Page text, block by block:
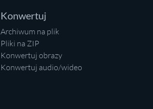
Konwertuj
Archiwum na plik
Pliki na ZIP
Konwertuj obrazy
Konwertuj audio/wideo